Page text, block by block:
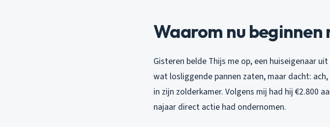
Waarom nu
Gisteren belde Thijs me op, een huiseigenaar
wat losliggende pannen zaten, maar dacht:
in zijn zolderkamer. Volgens mij had hij €2.800
najaar direct actie had ondernomen.